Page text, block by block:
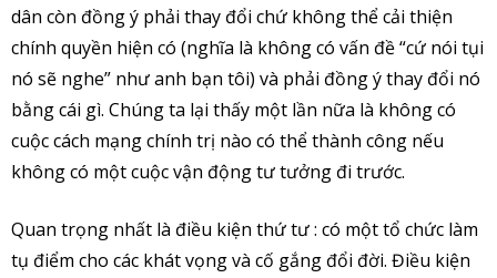
dân còn đồng ý phải thay đổi chứ không thể cải thiện
chính quyền hiện có (nghĩa là không có vấn đề “cứ nói tụi
nó sẽ nghe” như anh bạn tôi) và phải đồng ý thay đổi nó
bằng cái gì. Chúng ta lại thấy một lần nữa là không có
cuộc cách mạng chính trị nào có thể thành công nếu
không có một cuộc vận động tư tưởng đi trước.
Quan trọng nhất là điều kiện thứ tư : có một tổ chức làm
tụ điểm cho các khát vọng và cố gắng đổi đời. Điều kiện